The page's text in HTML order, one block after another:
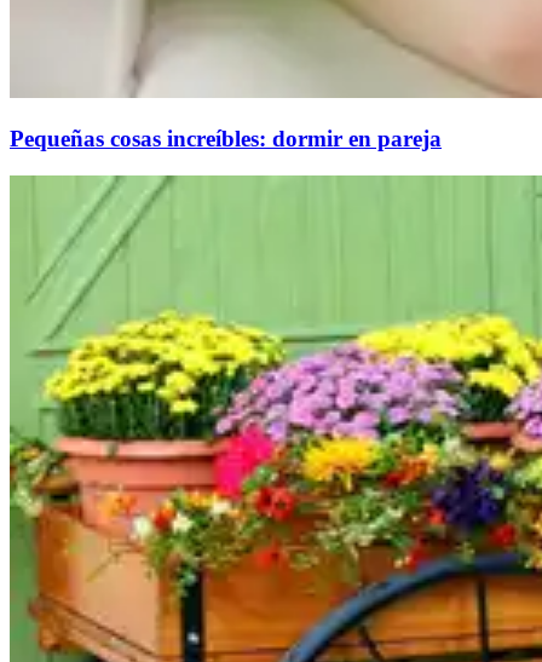
Pequeñas cosas increíbles: dormir en pareja